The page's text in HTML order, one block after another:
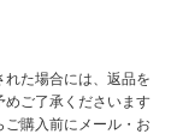
た場合には、返品を
めご了承くださいます
購入前にメール・お